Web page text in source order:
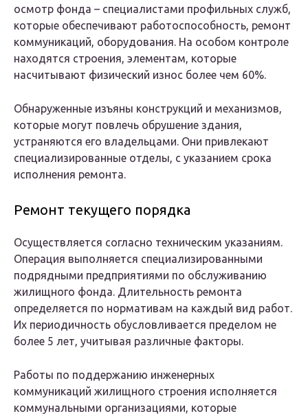
осмотр фонда – специалистами профильных служб,
которые обеспечивают работоспособность, ремонт
коммуникаций, оборудования. На особом контроле
находятся строения, элементам, которые
насчитывают физический износ более чем 60%.
Обнаруженные изъяны конструкций и механизмов,
которые могут повлечь обрушение здания,
устраняются его владельцами. Они привлекают
специализированные отделы, с указанием срока
исполнения ремонта.
Ремонт текущего порядка
Осуществляется согласно техническим указаниям.
Операция выполняется специализированными
подрядными предприятиями по обслуживанию
жилищного фонда. Длительность ремонта
определяется по нормативам на каждый вид работ.
Их периодичность обусловливается пределом не
более 5 лет, учитывая различные факторы.
Работы по поддержанию инженерных
коммуникаций жилищного строения исполняется
коммунальными организациями, которые